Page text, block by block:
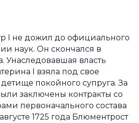
I не дожил до официального
наук. Он скончался в
Унаследовавшая власть
I взяла под свое
покойного супруга. За
заключены контракты со
первоначального состава
1725 года Блюментрост